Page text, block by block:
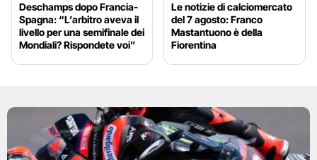
Deschamps dopo Francia-
Spagna: “L’arbitro aveva il
livello per una semifinale dei
Mondiali? Rispondete voi”
Le notizie di calciomercato
del 7 agosto: Franco
Mastantuono è della
Fiorentina